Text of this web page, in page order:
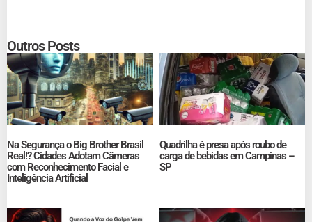
Outros Posts
Na Segurança o Big Brother Brasil
Real!? Cidades Adotam Câmeras
com Reconhecimento Facial e
Inteligência Artificial
Quadrilha é presa após roubo de
carga de bebidas em Campinas –
SP